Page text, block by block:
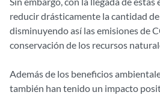
reducir drásticamente la cantidad
disminuyendo así las emisiones de
conservación de los recursos
Además de los beneficios
también han tenido un impacto